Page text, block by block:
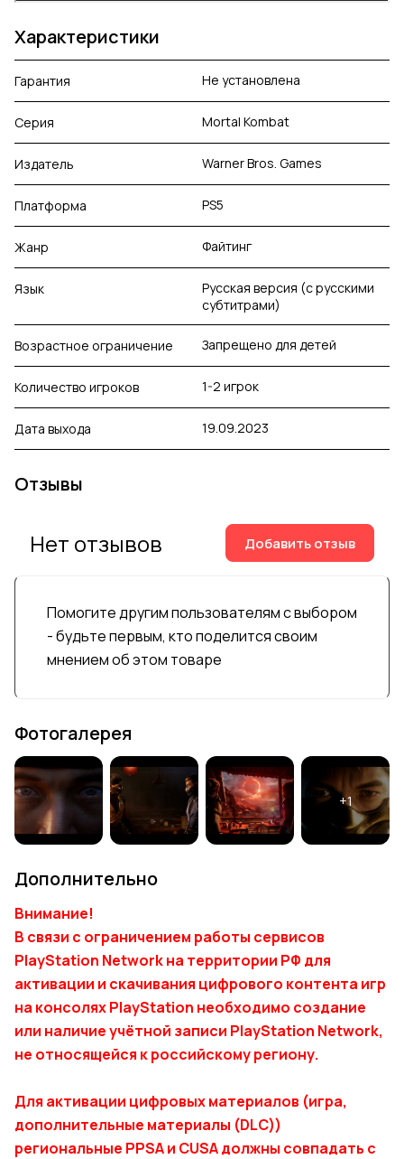
Характеристики
Гарантия Не установлена
Серия Mortal Kombat
Издатель Warner Bros. Games
Платформа PS5
Жанр Файтинг
Язык
Русская версия (с русскими
субтитрами)
Возрастное ограничение Запрещено для детей
Количество игроков 1-2 игрок
Дата выхода 19.09.2023
Отзывы
Помогите другим пользователям с выбором
- будьте первым, кто поделится своим
мнением об этом товаре
Нет отзывов Добавить отзыв
Фотогалерея
Дополнительно
Внимание!
В связи с ограничением работы сервисов
PlayStation Network на территории РФ для
активации и скачивания цифрового контента игр
на консолях PlayStation необходимо создание
или наличие учётной записи PlayStation Network,
не относящейся к российскому региону.
Для активации цифровых материалов (игра,
дополнительные материалы (DLC))
региональные PPSA и CUSA должны совпадать с